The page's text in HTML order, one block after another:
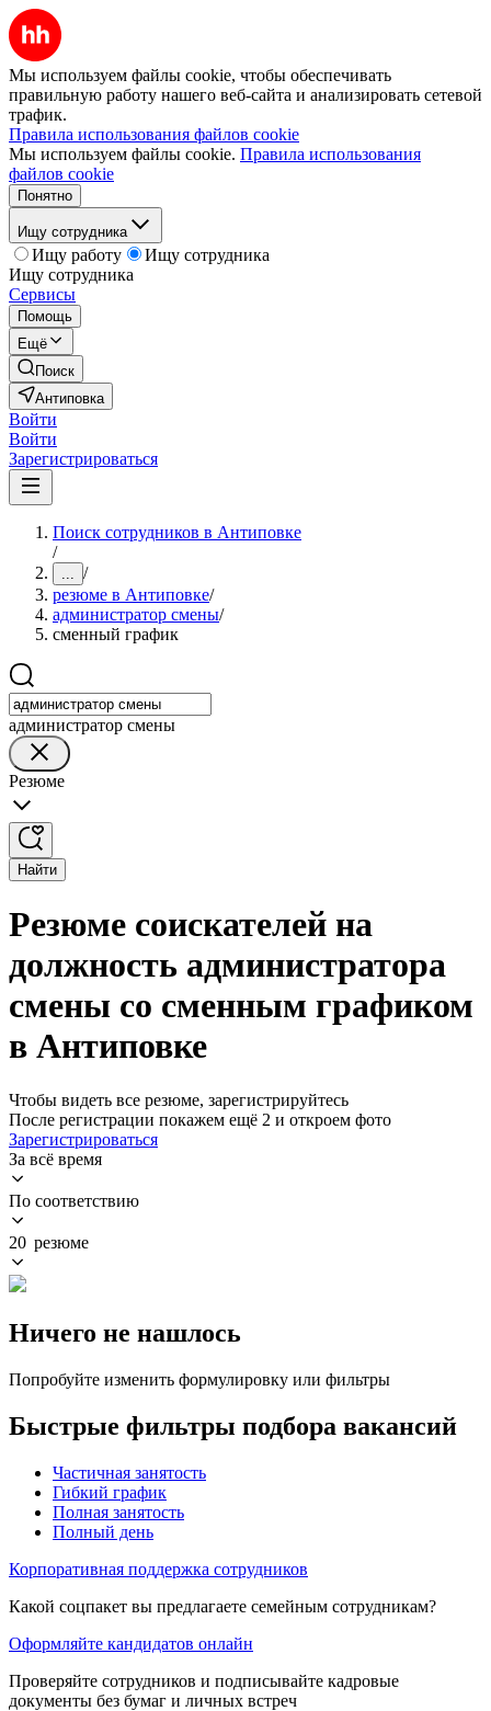
Мы используем файлы cookie, чтобы обеспечивать
правильную работу нашего веб-сайта и анализировать сетевой
трафик.
Правила использования файлов cookie
Мы используем файлы cookie. Правила использования
файлов cookie
Понятно
Ищу сотрудника
Ищу работу
Ищу сотрудника
Ищу сотрудника
Сервисы
Помощь
Ещё
Поиск
Антиповка
Войти
Войти
Зарегистрироваться
Поиск сотрудников в Антиповке
/
... /
резюме в Антиповке/
администратор смены/
сменный график
администратор смены
Резюме
Найти
Резюме соискателей на
должность администратора
смены со сменным графиком
в Антиповке
Чтобы видеть все резюме, зарегистрируйтесь
После регистрации покажем ещё 2 и откроем фото
Зарегистрироваться
За всё время
По соответствию
20 резюме
Ничего не нашлось
Попробуйте изменить формулировку или фильтры
Быстрые фильтры подбора вакансий
Частичная занятость
Гибкий график
Полная занятость
Полный день
Корпоративная поддержка сотрудников
Какой соцпакет вы предлагаете семейным сотрудникам?
Оформляйте кандидатов онлайн
Проверяйте сотрудников и подписывайте кадровые
документы без бумаг и личных встреч